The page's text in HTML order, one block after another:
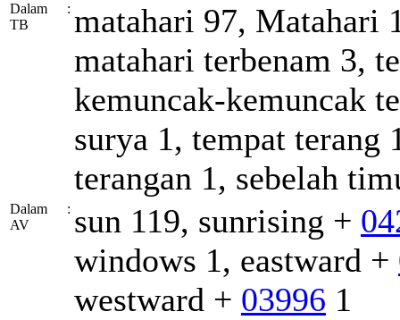
Dalam
TB
: matahari 97, Matahari
matahari terbenam 3,
kemuncak-kemuncak
surya 1, tempat terang
terangan 1, sebelah
Dalam
AV
: sun 119, sunrising +
windows 1, eastward +
westward + 03996 1